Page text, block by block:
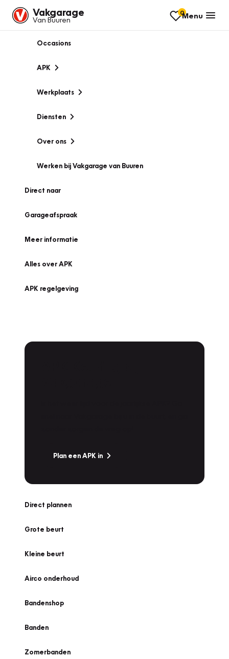
Vakgarage
Van Buuren
0Menu
Occasions
APK
Werkplaats
Diensten
Over ons
Werken bij Vakgarage van Buuren
Direct naar
Garageafspraak
Meer informatie
Alles over APK
APK regelgeving
Plan een APK in
Direct plannen
Grote beurt
Kleine beurt
Airco onderhoud
Bandenshop
Banden
Zomerbanden